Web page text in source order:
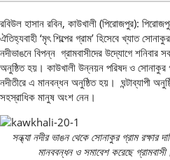
রবিউল হাসান রবিন, কাউখালী (পিরোজপুর):
ঐতিহ্যবাহী ‘মৃৎ শিল্পের গ্রাম’ হিসেবে খ্যাত
নদীভাঙনে বিপন্ন গ্রামবাসীদের উদ্যোগে শনিবার
অনুষ্ঠিত হয়। কাউখালী উন্নয়ন পরিষদ ও সোনাকুর
নদীতীরে এ মানবন্ধন অনুষ্ঠিত হয়। ঘন্টাব্যাপী
সহস্রাধিক মানুষ অংশ নেন।
সন্ধ্যা নদীর ভাঙন থেকে সোনাকুর গ্রাম রক্ষার
মানববন্ধন ও সমাবেশ করেছে